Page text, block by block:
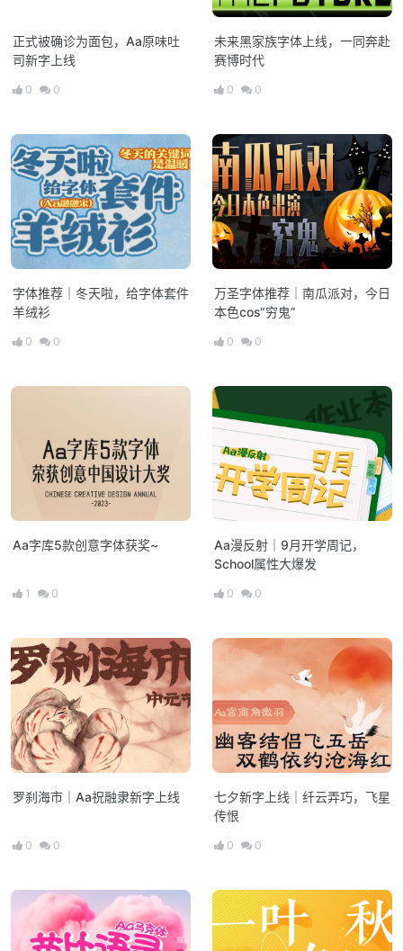
正式被确诊为面包，Aa原味吐
司新字上线
0 0
未来黑家族字体上线，一同奔赴
赛博时代
0 0
字体推荐｜冬天啦，给字体套件
羊绒衫
0 0
万圣字体推荐｜南瓜派对，今日
本色cos“穷鬼”
0 0
Aa字库5款创意字体获奖~
1 0
Aa漫反射｜9月开学周记，
School属性大爆发
0 0
罗刹海市｜Aa祝融隶新字上线
0 0
七夕新字上线｜纤云弄巧，飞星
传恨
0 0